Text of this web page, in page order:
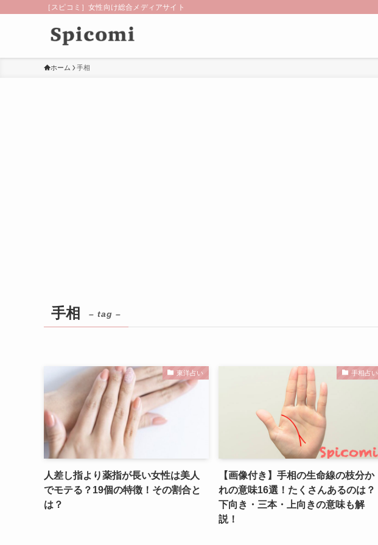
［スピコミ］女性向け総合メディアサイト
ホーム 手相
手相 – tag –
東洋占い
人差し指より薬指が長い女性は美人
でモテる？19個の特徴！その割合と
は？
手相占い
【画像付き】手相の生命線の枝分か
れの意味16選！たくさんあるのは？
下向き・三本・上向きの意味も解
説！